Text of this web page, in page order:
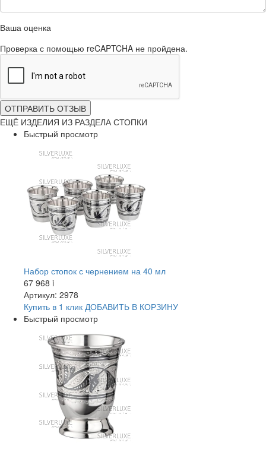
Ваша оценка
Проверка с помощью reCAPTCHA не пройдена.
ОТПРАВИТЬ ОТЗЫВ
ЕЩЁ ИЗДЕЛИЯ ИЗ РАЗДЕЛА СТОПКИ
Быстрый просмотр
Набор стопок с чернением на 40 мл
67 968 i
Артикул: 2978
Купить в 1 клик ДОБАВИТЬ В КОРЗИНУ
Быстрый просмотр